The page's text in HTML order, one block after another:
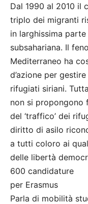
Dal 1990 al 2010 il
triplo dei migranti
in larghissima
subsahariana. Il
Mediterraneo ha
d’azione per
rifugiati siriani.
non si propongono
del ‘traffico’ dei
diritto di asilo
a tutti coloro ai
delle libertà
600 candidature
per Erasmus
Parla di mobilità